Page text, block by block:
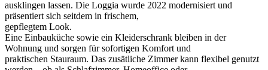
ausklingen lassen. Die Loggia wurde 2022 modernisiert und
präsentiert sich seitdem in frischem,
gepflegtem Look.
Eine Einbauküche sowie ein Kleiderschrank bleiben in der
Wohnung und sorgen für sofortigen Komfort und
praktischen Stauraum. Das zusätliche Zimmer kann flexibel genutzt